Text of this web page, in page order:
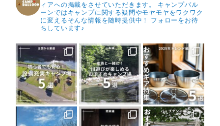
ィアへの掲載をさせていただきます。
キャンプバル
ーンではキャンプに関する疑問やモヤモヤをワクワク
に変えるそんな情報を随時提供中！
フォローをお待
ちしています♪